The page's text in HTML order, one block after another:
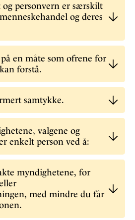
og personvern er særskilt
og deres
en måte som ofrene for
forstå.
samtykke.
valgene og
enkelt person ved å:
myndighetene, for
med mindre du får